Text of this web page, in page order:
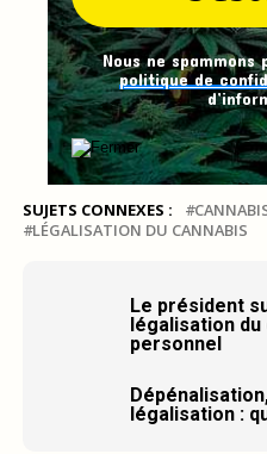
Nous ne spammons
politique de
SUJETS CONNEXES :
LÉGALISATION DU CANNABIS
Le président
légalisation
personnel
légalisation :